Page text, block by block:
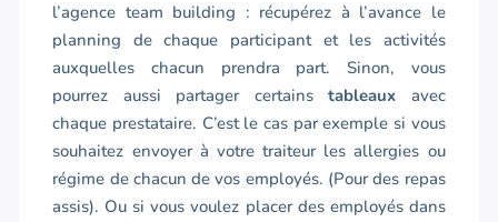
l’agence team building : récupérez à l’avance le
planning de chaque participant et les activités
auxquelles chacun prendra part. Sinon, vous
pourrez aussi partager certainstableaux avec
chaque prestataire. C’est le cas par exemple si vous
souhaitez envoyer à votre traiteur les allergies ou
régime de chacun de vos employés. (Pour des repas
assis). Ou si vous voulez placer des employés dans